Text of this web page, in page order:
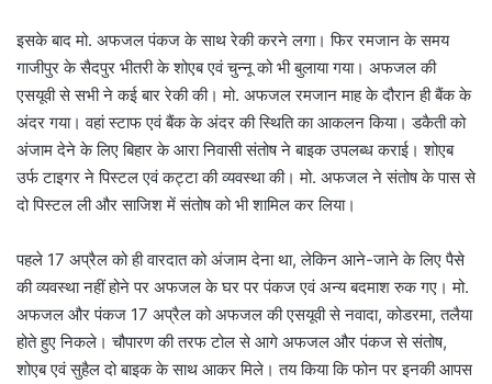
इसके बाद मो. अफजल पंकज के साथ रेकी करने लगा। फिर रमजान के समय
गाजीपुर के सैदपुर भीतरी के शोएब एवं चुन्नू को भी बुलाया गया। अफजल की
एसयूवी से सभी ने कई बार रेकी की। मो. अफजल रमजान माह के दौरान ही बैंक के
अंदर गया। वहां स्टाफ एवं बैंक के अंदर की स्थिति का आकलन किया। डकैती को
अंजाम देने के लिए बिहार के आरा निवासी संतोष ने बाइक उपलब्ध कराई। शोएब
उर्फ टाइगर ने पिस्टल एवं कट्टा की व्यवस्था की। मो. अफजल ने संतोष के पास से
दो पिस्टल ली और साजिश में संतोष को भी शामिल कर लिया।
पहले 17 अप्रैल को ही वारदात को अंजाम देना था, लेकिन आने-जाने के लिए पैसे
की व्यवस्था नहीं होने पर अफजल के घर पर पंकज एवं अन्य बदमाश रुक गए। मो.
अफजल और पंकज 17 अप्रैल को अफजल की एसयूवी से नवादा, कोडरमा, तलैया
होते हुए निकले। चौपारण की तरफ टोल से आगे अफजल और पंकज से संतोष,
शोएब एवं सुहैल दो बाइक के साथ आकर मिले। तय किया कि फोन पर इनकी आपस